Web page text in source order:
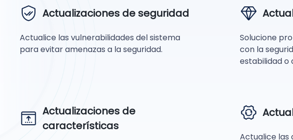
Actualizaciones de seguridad
Actualice las vulnerabilidades del sistema
para evitar amenazas a la seguridad.
Solucione
con la
estabilidad o
Actualizaciones de
características
Actualice las